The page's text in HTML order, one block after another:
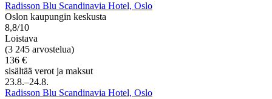
Radisson Blu Scandinavia Hotel, Oslo
Oslon kaupungin keskusta
8,8/10
Loistava
(3 245 arvostelua)
136 €
sisältää verot ja maksut
23.8.–24.8.
Radisson Blu Scandinavia Hotel, Oslo